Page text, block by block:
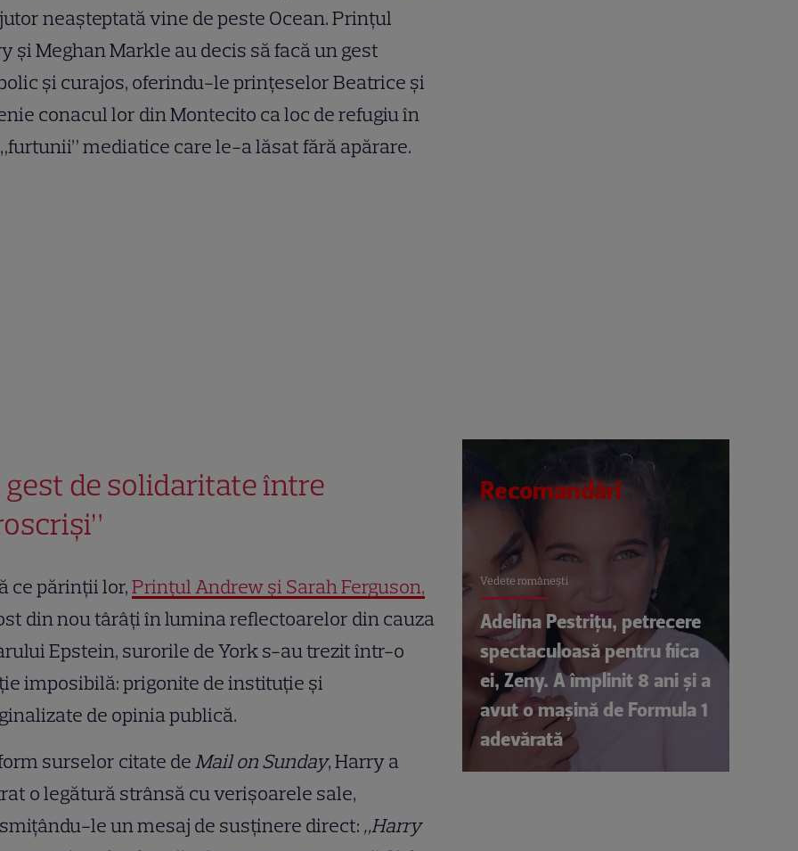
neașteptată vine de peste Ocean. Prințul
și Meghan Markle au decis să facă un gest
și curajos, oferindu-le prințeselor Beatrice și
conacul lor din Montecito ca loc de refugiu în
mediatice care le-a lăsat fără apărare.
gest de solidaritate între
ce părinții lor,Prințul Andrew și Sarah Ferguson,
din nou târâți în lumina reflectoarelor din cauza
Epstein, surorile de York s-au trezit într-o
imposibilă: prigonite de instituție și
de opinia publică.
surselor citate deMail on Sunday, Harry a
o legătură strânsă cu verișoarele sale,
le un mesaj de susținere direct: „Harry
Recomandări
Vedete româneşti
Adelina Pestrițu, petrecere
spectaculoasă pentru fiica
ei, Zeny. A împlinit 8 ani și a
avut o mașină de Formula 1
adevărată